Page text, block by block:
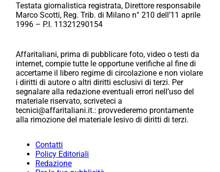
Testata giornalistica registrata, Direttore responsabile
Marco Scotti, Reg. Trib. di Milano n° 210 dell’11 aprile
1996 – P.I. 11321290154
Affaritaliani, prima di pubblicare foto, video o testi da
internet, compie tutte le opportune verifiche al fine di
accertarne il libero regime di circolazione e non violare
i diritti di autore o altri diritti esclusivi di terzi. Per
segnalare alla redazione eventuali errori nell’uso del
materiale riservato, scriveteci a
tecnici@affaritaliani.it.: provvederemo prontamente
alla rimozione del materiale lesivo di diritti di terzi.
Contatti
Policy Editoriali
Redazione